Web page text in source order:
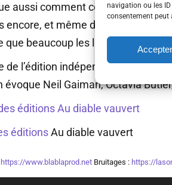
navigation ou les
consentement peut
Accepter
aussi comment ces romans
encore, et même davantage,
que beaucoup les lisent
de l’édition indépendante et en
évoque Neil Gaiman, Octavia
éditions Au diable vauvert
éditionsAu diable vauvert
https://www.blablaprod.net Bruitages : https://